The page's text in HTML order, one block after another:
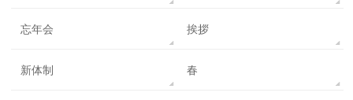
忘年会 挨拶
新体制 春